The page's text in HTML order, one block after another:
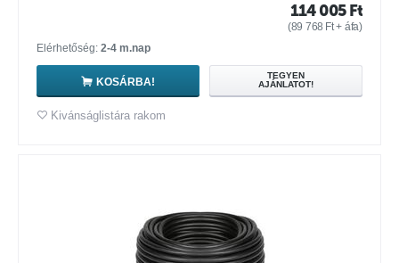
114 005 Ft
(89 768 Ft+ áfa)
Elérhetőség: 2-4 m.nap
KOSÁRBA!
TEGYEN
AJÁNLATOT!
Kivánságlistára rakom